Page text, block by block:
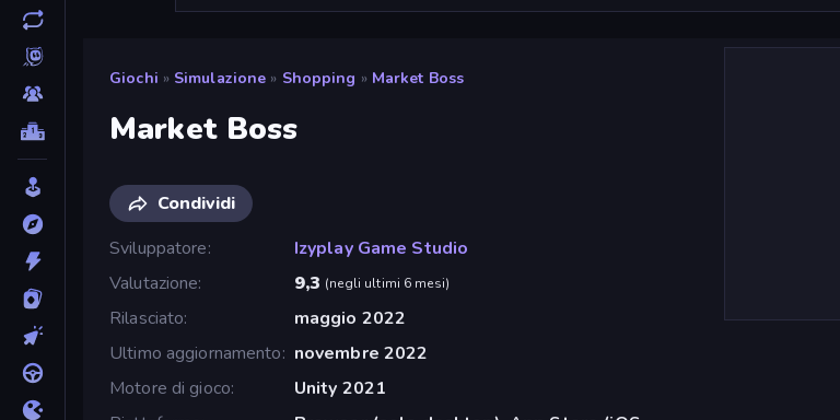
Giochi » Simulazione » Shopping » Market Boss
Market Boss
Condividi
Sviluppatore
Izyplay Game Studio
Valutazione
9,3 (negli ultimi 6 mesi)
Rilasciato
maggio 2022
Ultimo aggiornamento
novembre 2022
Motore di gioco
Unity 2021